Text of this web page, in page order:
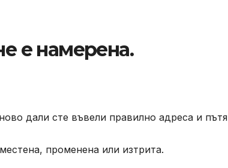
е намерена.
дали сте въвели правилно адреса и пътя
променена или изтрита.